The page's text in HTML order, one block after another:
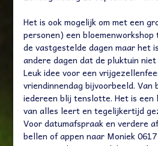
Het is ook mogelijk om met een
personen) een bloemenworkshop
de vastgestelde dagen maar het
andere dagen dat de pluktuin
Leuk idee voor een
vriendinnendag bijvoorbeeld. Van
iedereen blij tenslotte. Het is
van alles leert en tegelijkertijd
Voor datumafspraak en verdere
bellen of appen naar Moniek